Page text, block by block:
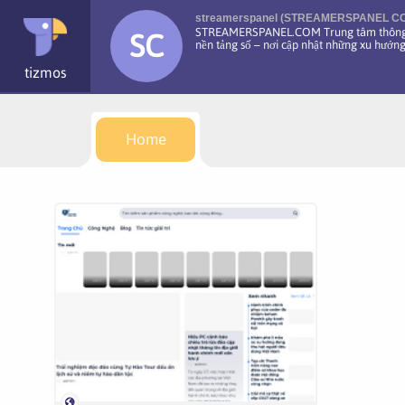
tizmos
SC
streamerspanel (STREAMERSPANEL
STREAMERSPANEL.COM Trung tâm
nền tảng số – nơi cập nhật những xu
Home